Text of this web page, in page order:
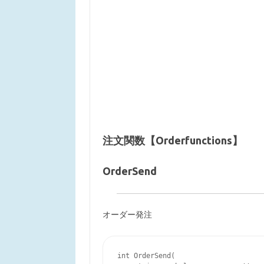
注文関数【Orderfunctions】
OrderSend
オーダー発注
int OrderSend(